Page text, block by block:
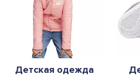
Детская одежда